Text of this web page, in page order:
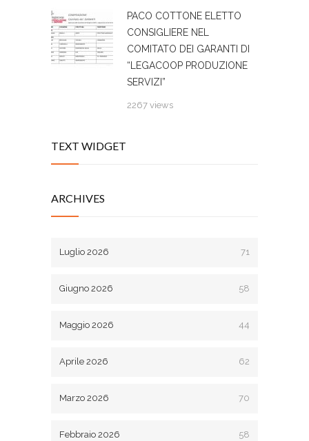
PACO COTTONE ELETTO
CONSIGLIERE NEL
COMITATO DEI GARANTI DI
“LEGACOOP PRODUZIONE
SERVIZI”
2267 views
TEXT WIDGET
ARCHIVES
Luglio 2026 71
Giugno 2026 58
Maggio 2026 44
Aprile 2026 62
Marzo 2026 70
Febbraio 2026 58